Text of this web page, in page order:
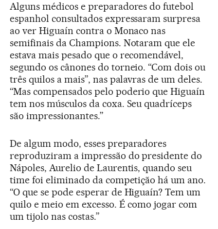
Alguns médicos e preparadores do futebol
espanhol consultados expressaram surpresa
ao ver Higuaín contra o Monaco nas
semifinais da Champions. Notaram que ele
estava mais pesado que o recomendável,
segundo os cânones do torneio. “Com dois ou
três quilos a mais”, nas palavras de um deles.
“Mas compensados pelo poderio que Higuaín
tem nos músculos da coxa. Seu quadríceps
são impressionantes.”
De algum modo, esses preparadores
reproduziram a impressão do presidente do
Nápoles, Aurelio de Laurentis, quando seu
time foi eliminado da competição há um ano.
“O que se pode esperar de Higuaín? Tem um
quilo e meio em excesso. É como jogar com
um tijolo nas costas.”